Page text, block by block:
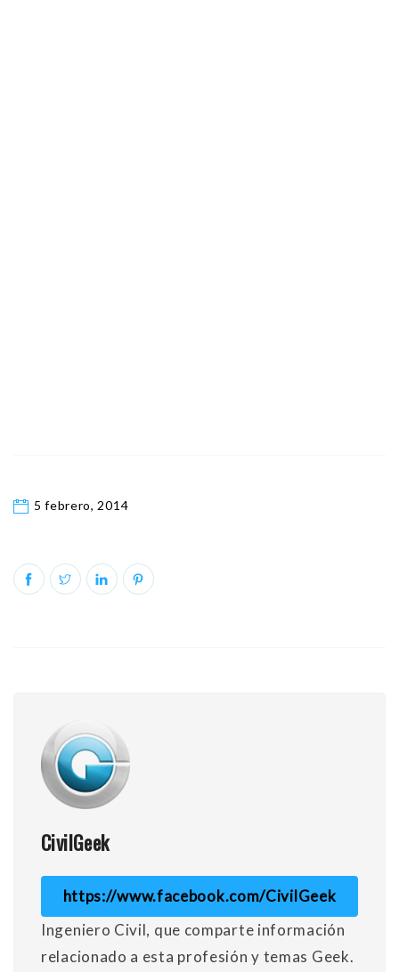
5 febrero, 2014
CivilGeek
https://www.facebook.com/CivilGeek
Ingeniero Civil, que comparte información
relacionado a esta profesión y temas Geek.